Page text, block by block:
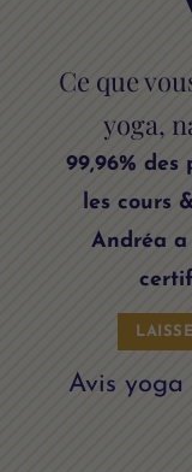
Ce que
yoga,
99,96%
les cours
Andréa
Avis